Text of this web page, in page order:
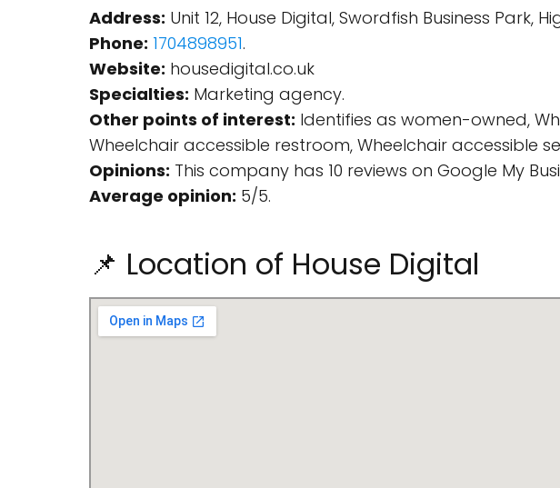
Address: Unit 12, House Digital, Swordfish Business Park,
Phone: 1704898951.
Website: housedigital.co.uk
Specialties: Marketing agency.
Other points of interest: Identifies as women-owned,
Wheelchair accessible restroom, Wheelchair accessible
Opinions: This company has 10 reviews on Google My
Average opinion: 5/5.
📌 Location of House Digital